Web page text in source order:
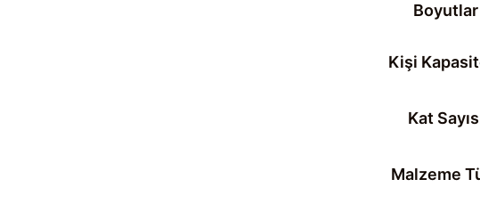
Boyutlar
Kişi
Kat
Malzeme